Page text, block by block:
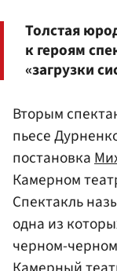
Толстая
к героям
«загрузки
Вторым
пьесе
постановка
Камерном
Спектакль
одна из
черном-